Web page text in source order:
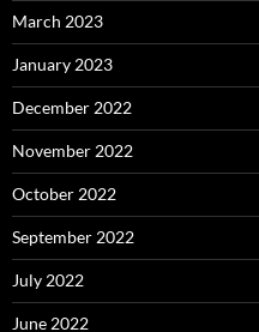
March 2023
January 2023
December 2022
November 2022
October 2022
September 2022
July 2022
June 2022